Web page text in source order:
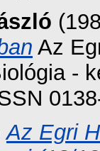
Az
-
Az Egri